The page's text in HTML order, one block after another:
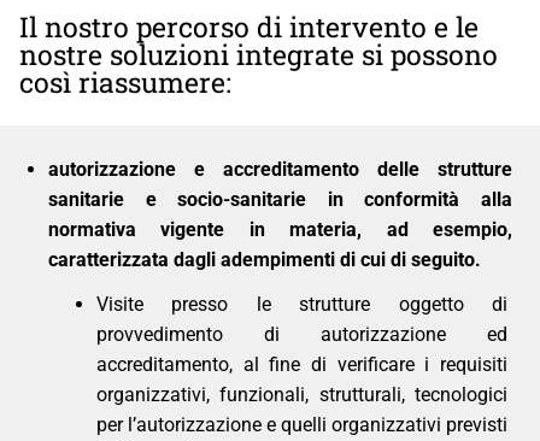
Il nostro percorso di intervento e le
nostre soluzioni integrate si possono
così riassumere:
autorizzazione e accreditamento delle strutture
sanitarie e socio-sanitarie in conformità alla
normativa vigente in materia, ad esempio,
caratterizzata dagli adempimenti di cui di seguito.
Visite presso le strutture oggetto di
provvedimento di autorizzazione ed
accreditamento, al fine di verificare i requisiti
organizzativi, funzionali, strutturali, tecnologici
per l’autorizzazione e quelli organizzativi previsti